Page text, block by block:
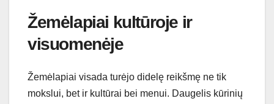
Žemėlapiai kultūroje ir
visuomenėje
Žemėlapiai visada turėjo didelę reikšmę ne tik
mokslui, bet ir kultūrai bei menui. Daugelis kūrinių